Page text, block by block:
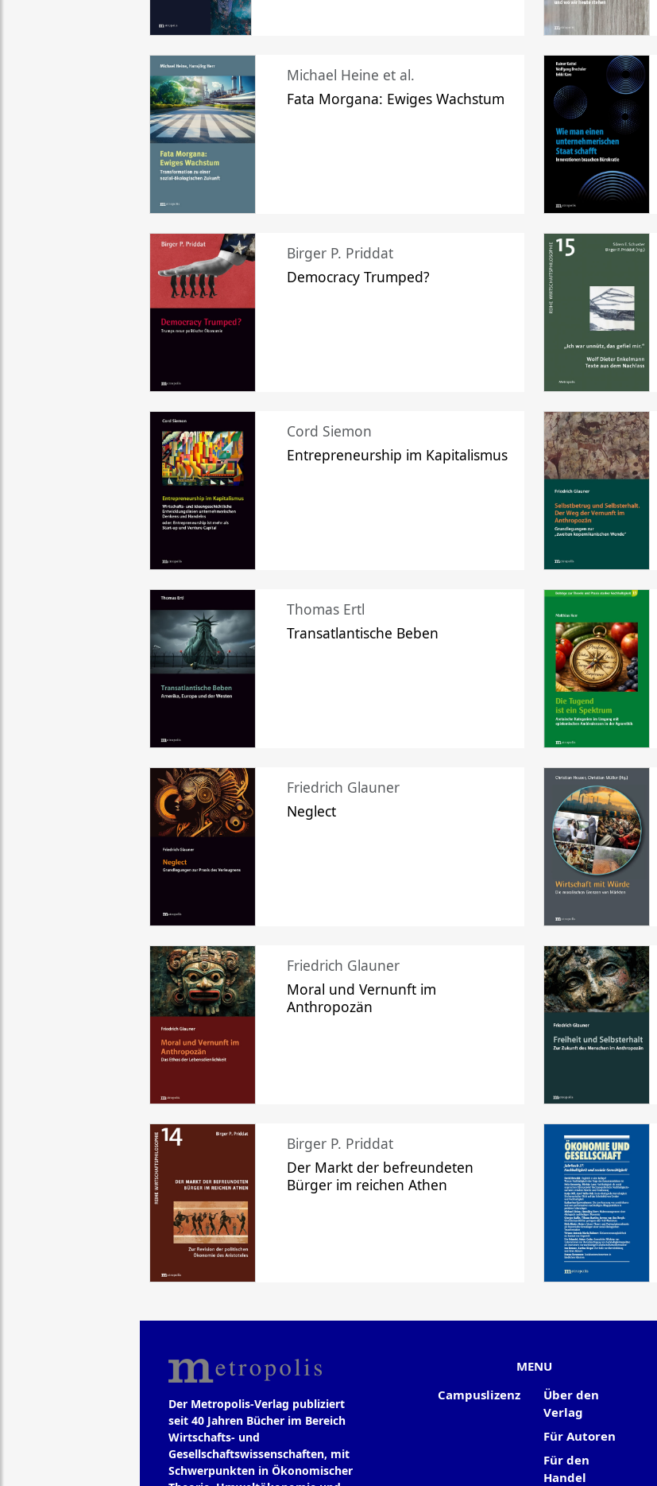
Michael Heine et al.
Fata Morgana: Ewiges Wachstum
Birger P. Priddat
Democracy Trumped?
Cord Siemon
Entrepreneurship im Kapitalismus
Thomas Ertl
Transatlantische Beben
Friedrich Glauner
Neglect
Friedrich Glauner
Moral und Vernunft im
Anthropozän
Birger P. Priddat
Der Markt der befreundeten
Bürger im reichen Athen
Der Metropolis-Verlag publiziert
seit 40 Jahren Bücher im Bereich
Wirtschafts- und
Gesellschaftswissenschaften, mit
Schwerpunkten in Ökonomischer
MENU
Campuslizenz
Über den
Verlag
Für Autoren
Für den
Handel